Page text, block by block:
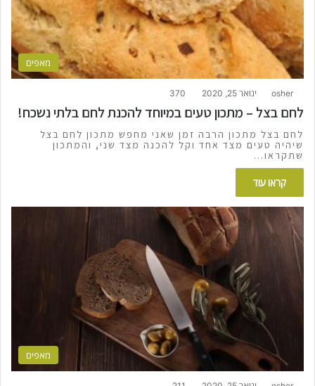
מאפים
osher ינואר 25, 2020 370
לחם בצל – מתכון טעים במיוחד להכנת לחם בלתי נשכח!
לחם בצל מתכון הרבה זמן שאני מחפש מתכון לחם בצל
שיהיה טעים מצד אחד וקל להכנה מצד שני, והמתכון
שתקראו…
קראו עוד
מאפים